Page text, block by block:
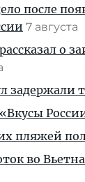
после
7 августа
о
задержали
пляжей
во